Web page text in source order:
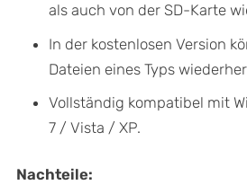
als auch von der SD-Karte
In der kostenlosen Version
Dateien eines Typs
Vollständig kompatibel mit
7 / Vista / XP.
Nachteile: